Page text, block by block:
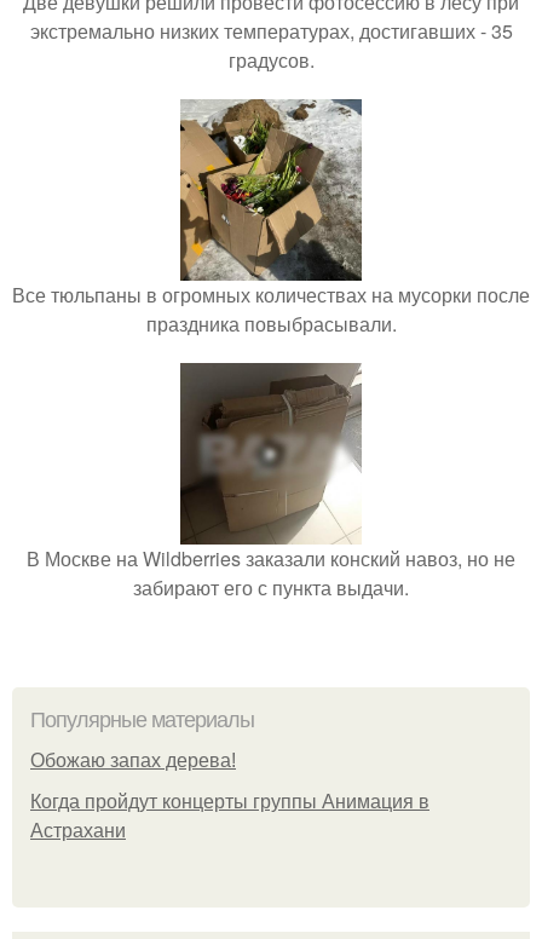
экстремально низких температурах, достигавших - 35
градусов.
Все тюльпаны в огромных количествах на мусорки после
праздника повыбрасывали.
В Москве на Wildberries заказали конский навоз, но не
забирают его с пункта выдачи.
Популярные материалы
Обожaю зaпах деpева!
Когда пройдут концерты группы Анимация в
Астрахани